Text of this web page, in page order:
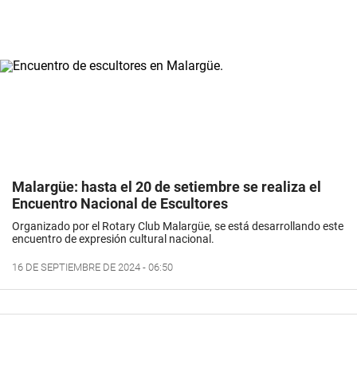
Malargüe: hasta el 20 de setiembre se realiza el
Encuentro Nacional de Escultores
Organizado por el Rotary Club Malargüe, se está desarrollando este
encuentro de expresión cultural nacional.
16 DE SEPTIEMBRE DE 2024 - 06:50